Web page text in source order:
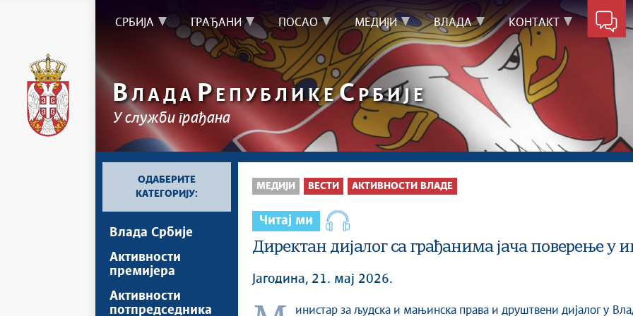
СРБИЈА ГРАЂАНИ ПОСАО МЕДИЈИ ВЛАДА КОНТАКТ
ВЛАДА Р ЕПУБЛИКЕС РБИЈЕ
У служби грађана
ОДАБЕРИТЕ
КАТЕГОРИЈУ:
Влада Србије
Активности
премијера
Активности
потпредседника
МЕДИЈИ ВЕСТИ АКТИВНОСТИ ВЛАДЕ
Читај ми
Директан дијалог са грађанима јача поверење у
Јагодина, 21. мај 2026.